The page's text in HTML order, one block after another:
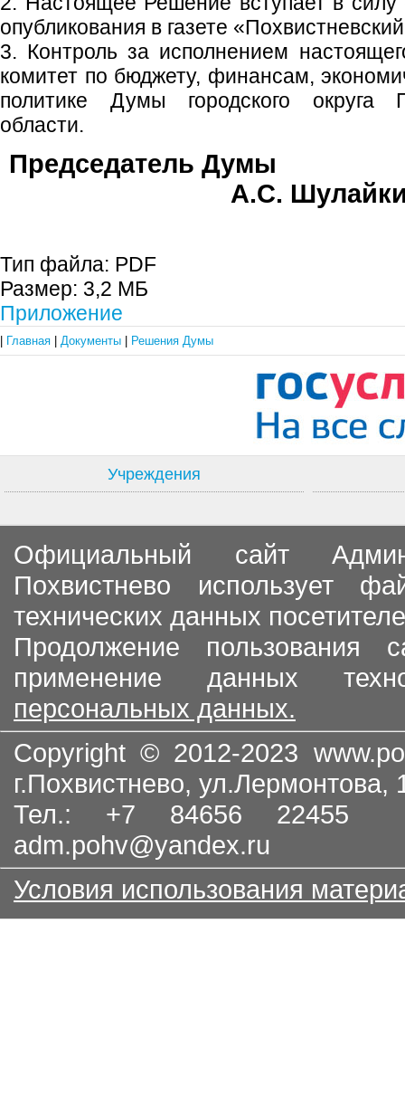
опубликования в газете
3. Контроль за исполнением
комитет по бюджету, финансам,
политике Думы городского округа
области.
А.С.
Тип файла: PDF
Размер: 3,2 МБ
Приложение
Главная Документы Решения Думы
Учреждения
Официальный сайт
Похвистнево использует
технических данных
Продолжение пользования
применение данных
персональных данных.
Copyright © 2012-2023
г.Похвистнево, ул.Лермонтова,
Тел.: +7 84656
adm.pohv@yandex.ru
Условия использования